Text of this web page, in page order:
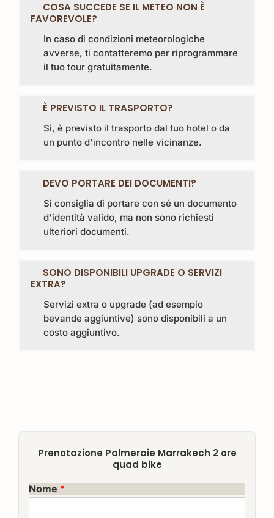
COSA SUCCEDE SE IL METEO NON È
FAVOREVOLE?
In caso di condizioni meteorologiche
avverse, ti contatteremo per riprogrammare
il tuo tour gratuitamente.
È PREVISTO IL TRASPORTO?
Sì, è previsto il trasporto dal tuo hotel o da
un punto d'incontro nelle vicinanze.
DEVO PORTARE DEI DOCUMENTI?
Si consiglia di portare con sé un documento
d'identità valido, ma non sono richiesti
ulteriori documenti.
SONO DISPONIBILI UPGRADE O SERVIZI
EXTRA?
Servizi extra o upgrade (ad esempio
bevande aggiuntive) sono disponibili a un
costo aggiuntivo.
Prenotazione Palmeraie Marrakech 2 ore
quad bike
Nome *